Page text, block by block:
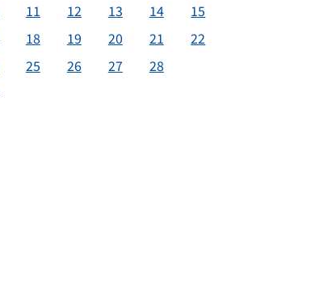
11 12 13 14
15
18 19 20 21
22
25 26 27
28